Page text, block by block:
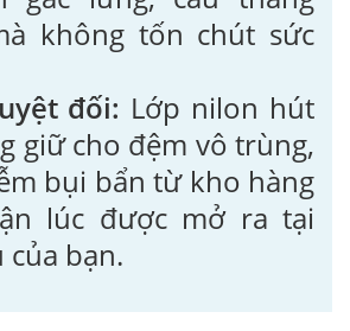
không tốn chút sức
đối: Lớp nilon hút
giữ cho đệm vô trùng,
bụi bẩn từ kho hàng
lúc được mở ra tại
bạn.